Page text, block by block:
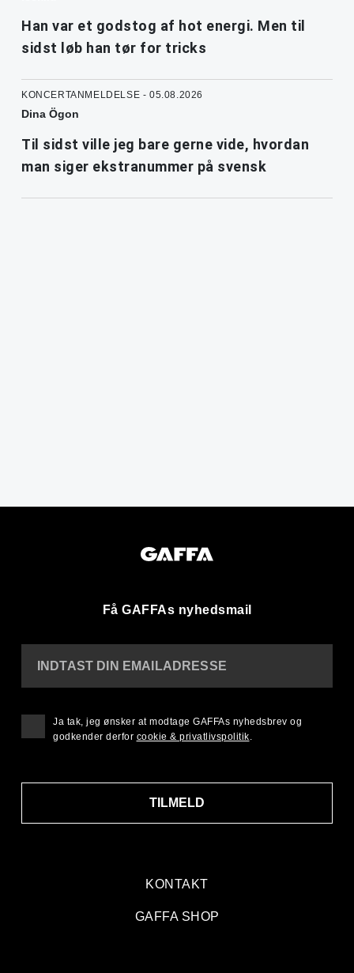
Han var et godstog af hot energi. Men til
sidst løb han tør for tricks
KONCERTANMELDELSE - 05.08.2026
Dina Ögon
Til sidst ville jeg bare gerne vide, hvordan
man siger ekstranummer på svensk
Få GAFFAs nyhedsmail
KONTAKT
GAFFA SHOP
INDTAST DIN EMAILADRESSE
TILMELD
Ja tak, jeg ønsker at modtage GAFFAs nyhedsbrev og
godkender derfor cookie & privatlivspolitik.